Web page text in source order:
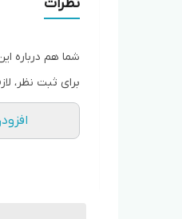
شما هم درباره
برای ثبت نظر،